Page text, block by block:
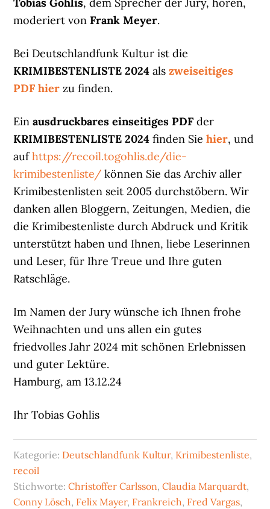
Tobias Gohlis, dem Sprecher der Jury, hören,
moderiert vonFrank Meyer.
Bei Deutschlandfunk Kultur ist die
KRIMIBESTENLISTE 2024 alszweiseitiges
PDF hierzu finden.
Einausdruckbares einseitiges PDF der
KRIMIBESTENLISTE 2024 finden Siehier, und
aufhttps://recoil.togohlis.de/die-
krimibestenliste/ können Sie das Archiv aller
Krimibestenlisten seit 2005 durchstöbern. Wir
danken allen Bloggern, Zeitungen, Medien, die
die Krimibestenliste durch Abdruck und Kritik
unterstützt haben und Ihnen, liebe Leserinnen
und Leser, für Ihre Treue und Ihre guten
Ratschläge.
Im Namen der Jury wünsche ich Ihnen frohe
Weihnachten und uns allen ein gutes
friedvolles Jahr 2024 mit schönen Erlebnissen
und guter Lektüre.
Hamburg, am 13.12.24
Ihr Tobias Gohlis
Kategorie: Deutschlandfunk Kultur, Krimibestenliste,
recoil
Stichworte:Christoffer Carlsson,Claudia Marquardt,
Conny Lösch, Felix Mayer, Frankreich, Fred Vargas,